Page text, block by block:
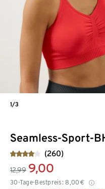
Seamless-Sport-
(260)
12,99 9,00
30-Tage-Bestpreis: 8,00 €
1/3